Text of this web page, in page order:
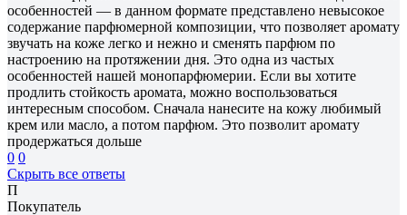
особенностей — в данном формате представлено невысокое
содержание парфюмерной композиции, что позволяет аромату
звучать на коже легко и нежно и сменять парфюм по
настроению на протяжении дня. Это одна из частых
особенностей нашей монопарфюмерии. Если вы хотите
продлить стойкость аромата, можно воспользоваться
интересным способом. Сначала нанесите на кожу любимый
крем или масло, а потом парфюм. Это позволит аромату
продержаться дольше
0 0
Скрыть все ответы
П
Покупатель